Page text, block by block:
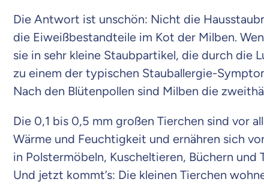
Die Antwort ist unschön: Nicht die
die Eiweißbestandteile im Kot der Milben.
sie in sehr kleine Staubpartikel, die durch die
zu einem der typischen Stauballergie-
Nach den Blütenpollen sind Milben die
Die 0,1 bis 0,5 mm großen Tierchen sind vor
Wärme und Feuchtigkeit und ernähren sich
in Polstermöbeln, Kuscheltieren, Büchern
Und jetzt kommt’s: Die kleinen Tierchen